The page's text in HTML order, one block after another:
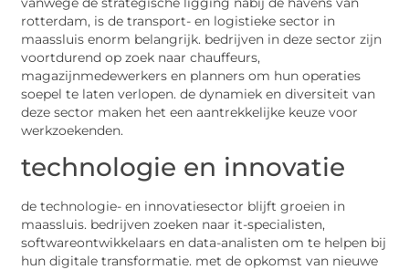
rotterdam, is de transport- en logistieke sector in
maassluis enorm belangrijk. bedrijven in deze sector zijn
voortdurend op zoek naar chauffeurs,
magazijnmedewerkers en planners om hun operaties
soepel te laten verlopen. de dynamiek en diversiteit van
deze sector maken het een aantrekkelijke keuze voor
werkzoekenden.
technologie en innovatie
de technologie- en innovatiesector blijft groeien in
maassluis. bedrijven zoeken naar it-specialisten,
softwareontwikkelaars en data-analisten om te helpen bij
hun digitale transformatie. met de opkomst van nieuwe